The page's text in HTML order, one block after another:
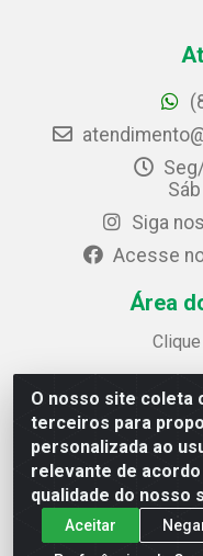
O nosso site coleta
terceiros para
personalizada ao
relevante de
qualidade do nosso
Aceitar
Siga
Acesse
Área
Rua José Alves
CNPJ: